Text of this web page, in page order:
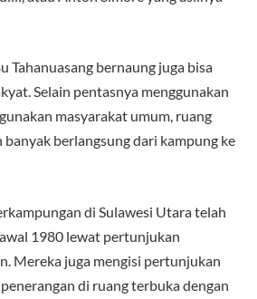
Tahanuasang bernaung juga bisa
Selain pentasnya menggunakan
masyarakat umum, ruang
berlangsung dari kampung ke
di Sulawesi Utara telah
1980 lewat pertunjukan
Mereka juga mengisi pertunjukan
di ruang terbuka dengan